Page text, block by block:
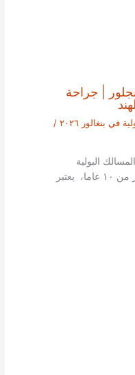
| جراحة
بنغالور ٢٠٢٦
/
البولية
والبروستات في بنغالور. مع خبرة أكثر من ١٠ عاما، يعتبر